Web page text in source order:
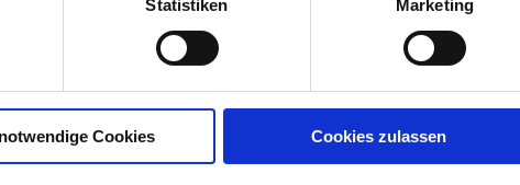
Statistiken Marketing
Cookies Cookies zulassen